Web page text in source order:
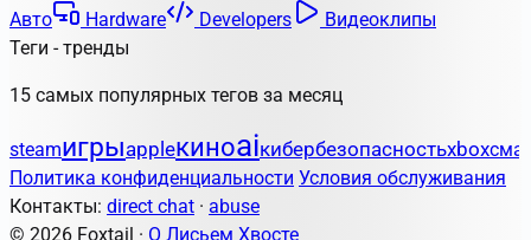
Авто
Hardware Developers
Видеоклипы
Теги - тренды
15 самых популярных тегов за месяц
steamигрыappleкиноaiкибербезопасностьxbox
Политика конфиденциальности Условия обслуживания
Контакты: direct chat · abuse
© 2026 Foxtail · О Лисьем Хвосте